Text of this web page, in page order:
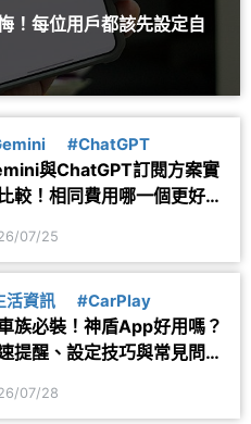
！每位用戶都該先設定自
#ChatGPT
與ChatGPT訂閱方案實
較！相同費用哪一個更好
07/25
活資訊 #CarPlay
族必裝！神盾App好用嗎？
提醒、設定技巧與常見問題
07/28